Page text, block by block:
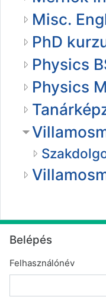
Misc.
PhD
Physics
Physics
Belépés kihagyása
Belépés
Felhasználónév